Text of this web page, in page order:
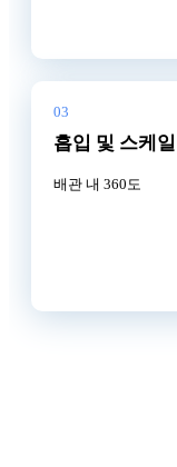
03
흡입 및 스케
배관 내 360도